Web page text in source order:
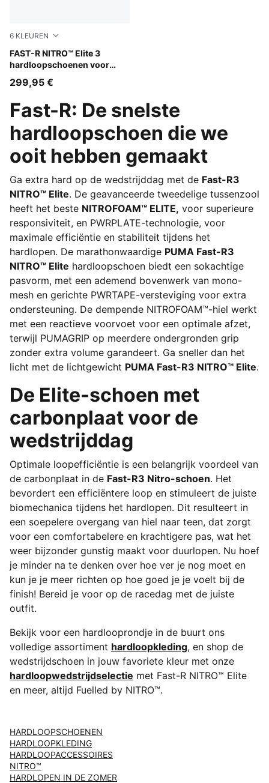
6 KLEUREN
FAST-R NITRO™ Elite 3
hardloopschoenen voor
Apple Spritz-Deep Plum
299,95 €
Fast-R: De snelste
hardloopschoen die we
ooit hebben gemaakt
Ga extra hard op de wedstrijddag met de Fast-R3
NITRO™ Elite. De geavanceerde tweedelige tussenzool
heeft het beste NITROFOAM™ ELITE, voor superieure
responsiviteit, en PWRPLATE-technologie, voor
maximale efficiëntie en stabiliteit tijdens het
hardlopen. De marathonwaardige PUMA Fast-R3
NITRO™ Elite hardloopschoen biedt een sokachtige
pasvorm, met een ademend bovenwerk van mono-
mesh en gerichte PWRTAPE-versteviging voor extra
ondersteuning. De dempende NITROFOAM™-hiel werkt
met een reactieve voorvoet voor een optimale afzet,
terwijl PUMAGRIP op meerdere ondergronden grip
zonder extra volume garandeert. Ga sneller dan het
licht met de lichtgewicht PUMA Fast-R3 NITRO™ Elite.
De Elite-schoen met
carbonplaat voor de
wedstrijddag
Optimale loopefficiëntie is een belangrijk voordeel van
de carbonplaat in de Fast-R3 Nitro-schoen. Het
bevordert een efficiëntere loop en stimuleert de juiste
biomechanica tijdens het hardlopen. Dit resulteert in
een soepelere overgang van hiel naar teen, dat zorgt
voor een comfortabelere en krachtigere pas, wat het
weer bijzonder gunstig maakt voor duurlopen. Nu hoef
je minder na te denken over hoe ver je nog moet en
kun je je meer richten op hoe goed je je voelt bij de
finish! Bereid je voor op de racedag met de juiste
outfit.
Bekijk voor een hardlooprondje in de buurt ons
volledige assortiment hardloopkleding, en shop de
wedstrijdschoen in jouw favoriete kleur met onze
hardloopwedstrijdselectie met Fast-R NITRO™ Elite
en meer, altijd Fuelled by NITRO™.
HARDLOOPSCHOENEN
HARDLOOPKLEDING
HARDLOOPACCESSOIRES
NITRO™
HARDLOPEN IN DE ZOMER